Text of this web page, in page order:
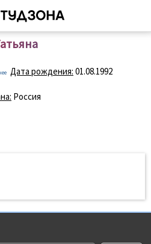
Дата рождения: 01.08.1992
Россия